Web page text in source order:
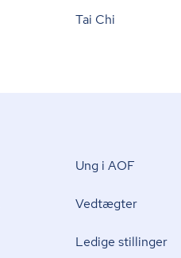
Tai Chi
Ung i AOF
Vedtægter
Ledige stillinger